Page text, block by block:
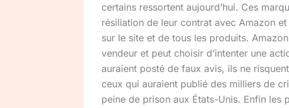
certains ressortent aujourd’hui. Ces
résiliation de leur contrat avec Amazon
sur le site et de tous les produits.
vendeur et peut choisir d’intenter une
auraient posté de faux avis, ils ne
ceux qui auraient publié des milliers de
peine de prison aux États-Unis. Enfin les